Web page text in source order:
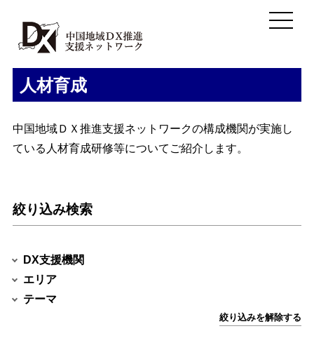
人材育成
中国地域ＤＸ推進支援ネットワークの構成機関が実施し
ている人材育成研修等についてご紹介します。
絞り込み検索
DX支援機関
エリア
テーマ
絞り込みを解除する